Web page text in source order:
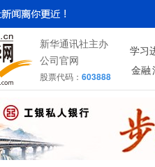
新华通讯社主办
公司官网
股票代码： 603888
学习
金融